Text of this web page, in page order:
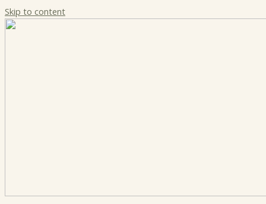
Skip to content